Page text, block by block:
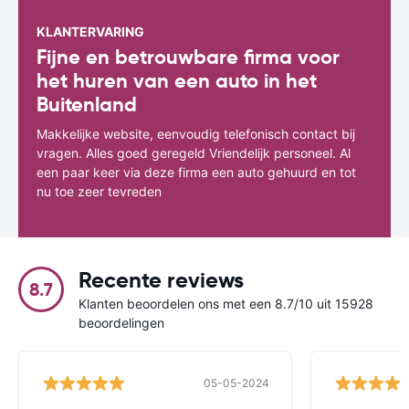
KLANTERVARING
Fijne en betrouwbare firma voor
het huren van een auto in het
Buitenland
Makkelijke website, eenvoudig telefonisch contact bij
vragen. Alles goed geregeld Vriendelijk personeel. Al
een paar keer via deze firma een auto gehuurd en tot
nu toe zeer tevreden
8.7 Recente reviews
Klanten beoordelen ons met een 8.7/10 uit 15928
beoordelingen
05-05-2024